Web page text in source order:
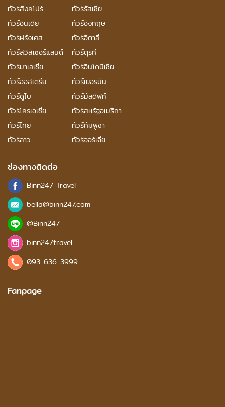
ทัวร์สิงคโปร์
ทัวร์รัสเซีย
ทัวร์อินเดีย
ทัวร์อังกฤษ
ทัวร์ฝรั่งเศส
ทัวร์อิตาลี
ทัวร์สวิสเซอร์แลนด์
ทัวร์ตุรกี
ทัวร์มาเลเซีย
ทัวร์อินโดนีเซีย
ทัวร์ออสเตรีย
ทัวร์เยอรมัน
ทัวร์ดูไบ
ทัวร์มัลดีฟท์
ทัวร์โครเอเชีย
ทัวร์สหรัฐอเมริกา
ทัวร์ไทย
ทัวร์กัมพูชา
ทัวร์ลาว
ทัวร์จอร์เจีย
ช่องทางติดต่อ
Binn247 Travel
bella@binn247.com
@Binn247
binn247travel
093-636-3999
Fanpage